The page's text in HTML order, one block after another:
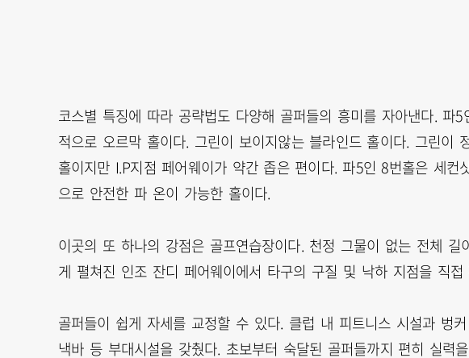
코스별 특징에 따라 공략법도 다양해 골퍼들의 흥미를 자아낸다. 파
적으로 오르막 홀이다. 그린이 보이지않는 블라인드 홀이다. 그린이
홀이지만 I.P지점 페어웨이가 약간 좁은 편이다. 파5인 8번홀은 세
으로 안전한 파 온이 가능한 홀이다.
이곳의 또 하나의 강점은 골프연습장이다. 천정 그물이 없는 전체
게 펼쳐진 인조 잔디 페어웨이에서 타구의 구질 및 낙하 지점을 직접
골퍼들이 쉽게 자세를 교정할 수 있다. 클럽 내 피트니스 시설과 벙
낵바 등 부대시설을 갖췄다. 초보부터 숙달된 골퍼들까지 편히 실력